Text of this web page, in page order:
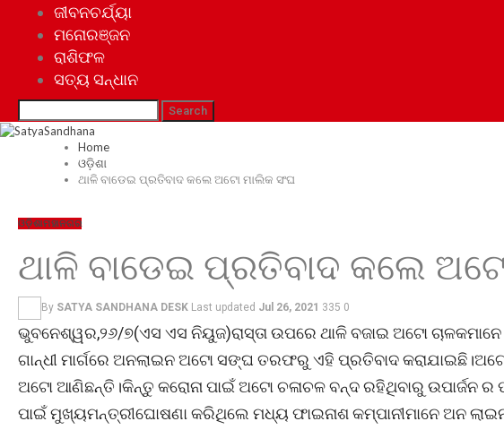
ଜୀବନଚର୍ଯ୍ୟା
ମନୋରଞ୍ଜନ
ରାଶିଫଳ
ସତ୍ୟ ସନ୍ଧାନ
Home
ଓଡ଼ିଶା
ଥାଳି ବାଡେଇ ପ୍ରତିବାଦ କଲେ ଅଟୋ ମାଲିକ ସଂଘ
ଓଡ଼ିଶାମହାନଗର
ଥାଳି ବାଡେଇ ପ୍ରତିବାଦ କଲେ
By SATYA SANDHANA DESK Last updated Jul 26, 2021 335 0
ଭୁବନେଶ୍ୱର,୨୬/୭(ଏସ ଏସ ନିୟୁଜ)ରାସ୍ତା ଉପରେ ଥାଳି ବଜାଇ ଅଟୋ
ଗାନ୍ଧୀ ମାର୍ଗରେ ଅନଲାଇନ ଅଟୋ ସଙ୍ଘ ତରଫରୁ ଏହି ପ୍ରତିବାଦ
ଅଟୋ ଆଣିଛନ୍ତି।କିନ୍ତୁ କରୋନା ପାଇଁ ଅଟୋ ଚଳାଚଳ ବନ୍ଦ ରହିଥିବାରୁ ଉପାର୍ଜନ ର
ପାଇଁ ମୁଖ୍ୟମନ୍ତ୍ରୀଘୋଷଣା କରିଥିଲେ ମଧ୍ୟ ଫାଇନାଶ କମ୍ପାନୀମାନେ ଅନ